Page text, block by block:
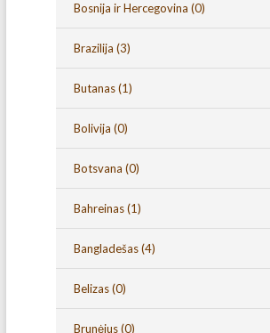
Bosnija ir Hercegovina (0)
Brazilija (3)
Butanas(1)
Bolivija (0)
Botsvana (0)
Bahreinas(1)
Bangladešas(4)
Belizas(0)
Brunėjus(0)